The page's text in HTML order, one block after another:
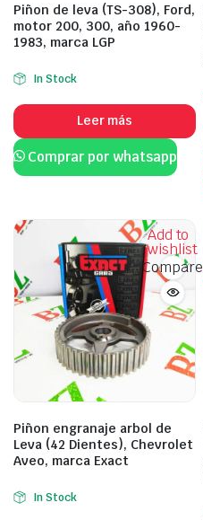
Piñon de leva (TS-308), Ford,
motor 200, 300, año 1960-
1983, marca LGP
In Stock
Leer más
Comprar por whatsapp
Add to
wishlist
Compare
Piñon engranaje arbol de
Leva (42 Dientes), Chevrolet
Aveo, marca Exact
In Stock